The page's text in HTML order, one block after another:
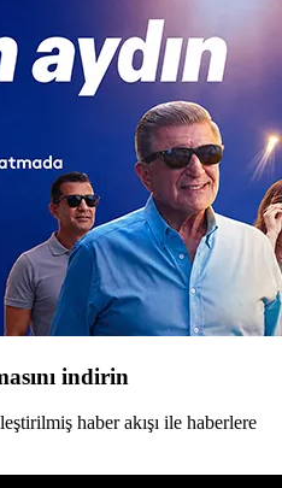
indirin
haber akışı ile haberlere